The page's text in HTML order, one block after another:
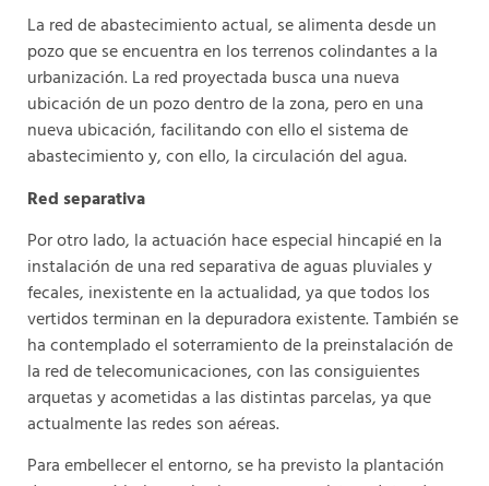
La red de abastecimiento actual, se alimenta desde un
pozo que se encuentra en los terrenos colindantes a la
urbanización. La red proyectada busca una nueva
ubicación de un pozo dentro de la zona, pero en una
nueva ubicación, facilitando con ello el sistema de
abastecimiento y, con ello, la circulación del agua.
Red separativa
Por otro lado, la actuación hace especial hincapié en la
instalación de una red separativa de aguas pluviales y
fecales, inexistente en la actualidad, ya que todos los
vertidos terminan en la depuradora existente. También se
ha contemplado el soterramiento de la preinstalación de
la red de telecomunicaciones, con las consiguientes
arquetas y acometidas a las distintas parcelas, ya que
actualmente las redes son aéreas.
Para embellecer el entorno, se ha previsto la plantación